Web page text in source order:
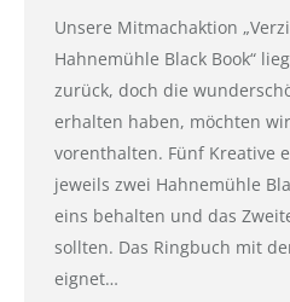
Unsere Mitmachaktion
Hahnemühle Black Book“
zurück, doch die
erhalten haben, möchten
vorenthalten. Fünf Kreative
jeweils zwei Hahnemühle
eins behalten und das
sollten. Das Ringbuch mit
eignet…